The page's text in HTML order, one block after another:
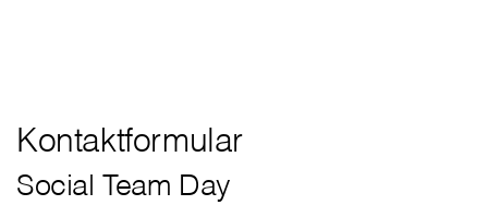
Kontaktformular
Social Team Day